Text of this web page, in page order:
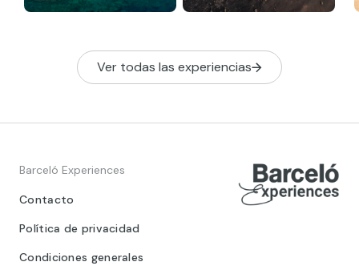
Ver todas las experiencias
Barceló Experiences
Contacto
Política de privacidad
Condiciones generales